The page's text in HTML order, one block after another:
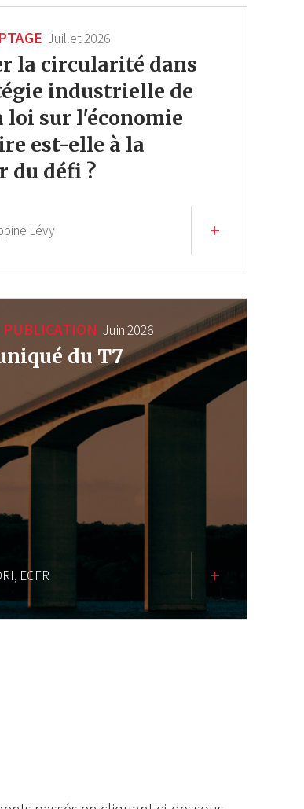
Juillet 2026
la circularité dans
industrielle de
loi sur l'économie
est-elle à la
du défi ?
Lévy
Juin 2026
du T7
ECFR